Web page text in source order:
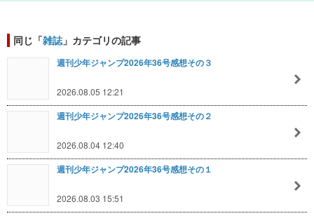
同じ「雑誌 」カテゴリの記事
週刊少年ジャンプ2026年36号感想その３
2026.08.05 12:21
週刊少年ジャンプ2026年36号感想その２
2026.08.04 12:40
週刊少年ジャンプ2026年36号感想その１
2026.08.03 15:51